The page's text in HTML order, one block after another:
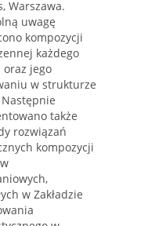
Warszawa.
uwagę
kompozycji
każdego
oraz jego
w strukturze
także
rozwiązań
kompozycji
w Zakładzie